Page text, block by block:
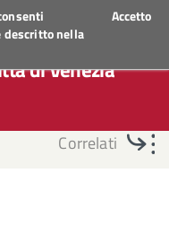
descritto nella
Accetto
AI SERVIZI
di Venezia
Correlati